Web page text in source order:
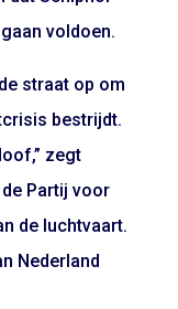
voldoen.
straat op om
bestrijdt.
zegt
Partij voor
de luchtvaart.
Nederland